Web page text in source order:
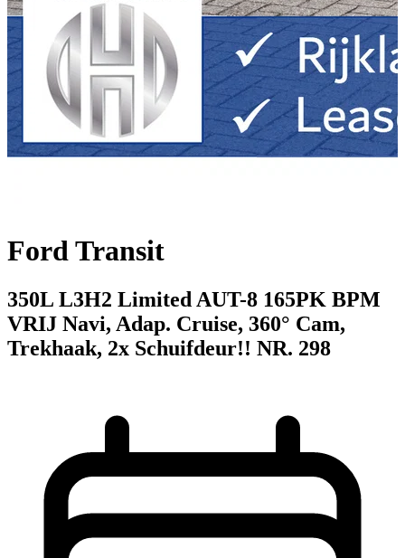
Ford Transit
350L L3H2 Limited AUT-8 165PK BPM
VRIJ Navi, Adap. Cruise, 360° Cam,
Trekhaak, 2x Schuifdeur!! NR. 298